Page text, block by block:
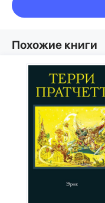
Похожие книги